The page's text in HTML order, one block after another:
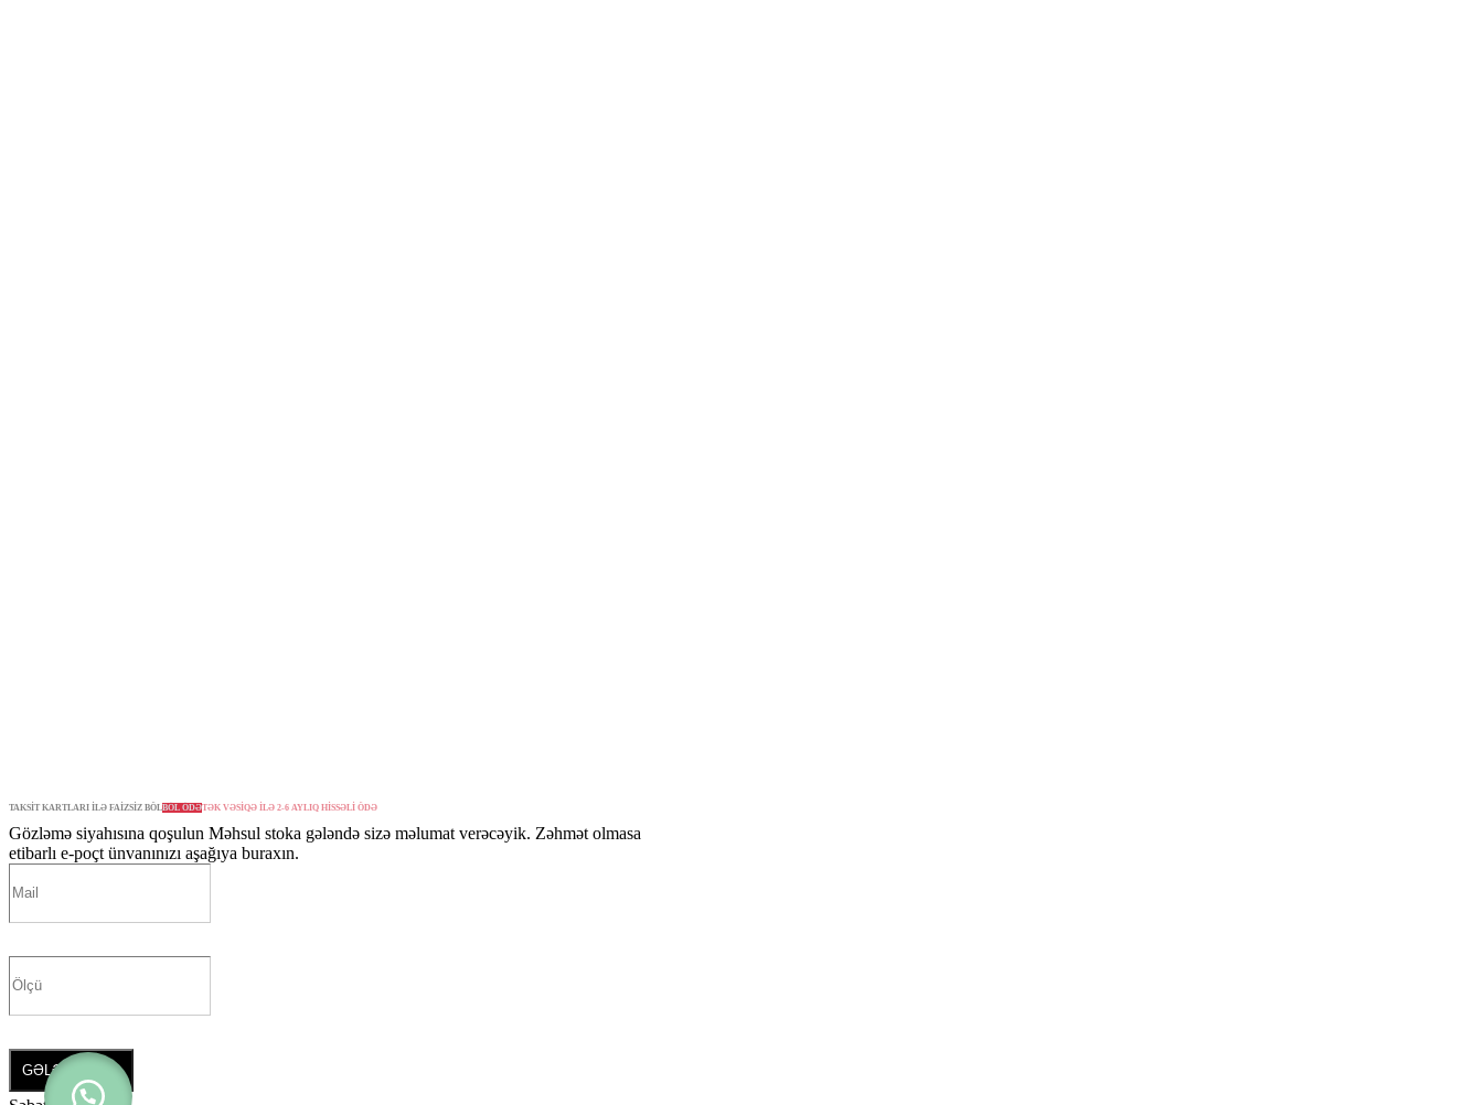
TAKSİT KARTLARI İLƏ FAİZSİZ BÖLBÖL ÖDƏTƏK VƏSİQƏ İLƏ 2-6 AYLIQ HİSSƏLİ ÖDƏ
Gözləmə siyahısına qoşulun Məhsul stoka gələndə sizə məlumat verəcəyik. Zəhmət olmasa
etibarlı e-poçt ünvanınızı aşağıya buraxın.
GƏLƏNDƏ BİL